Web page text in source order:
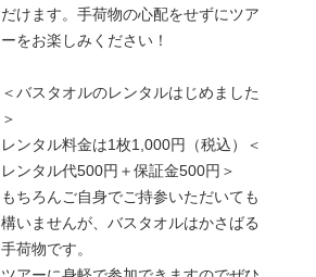
だけます。手荷物の心配をせずにツア
ーをお楽しみください！
＜バスタオルのレンタルはじめました
＞
レンタル料金は1枚1,000円（税込）＜
レンタル代500円＋保証金500円＞
もちろんご自身でご持参いただいても
構いませんが、バスタオルはかさばる
手荷物です。